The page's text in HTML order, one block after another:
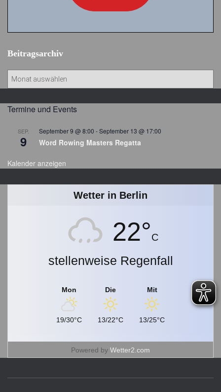
Beitragsarchiv
t
a
c
Termine und Events
SEP.
9
September 9 @ 8:00 -September 13 @ 17:00
Word Rowing Masters Regatta
Kalender anzeigen
Wetter in Berlin
22°C
stellenweise Regenfall
Mon
19/30°C
Die
13/22°C
Mit
13/25°C
Powered by Wetter2.com